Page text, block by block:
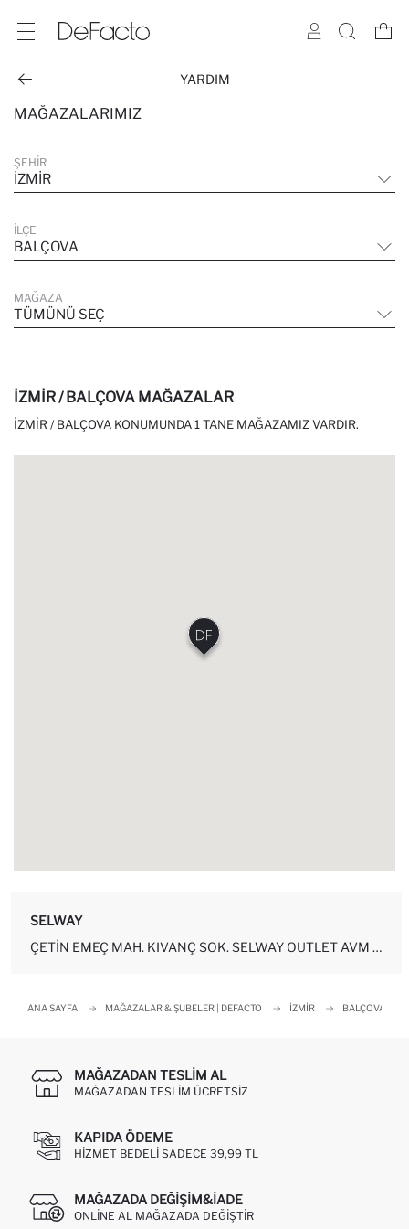
YARDIM
MAĞAZALARIMIZ
ŞEHIR
İZMIR
İLÇE
BALÇOVA
MAĞAZA
TÜMÜNÜ SEÇ
İZMIR / BALÇOVA MAĞAZALAR
İZMIR / BALÇOVA KONUMUNDA 1 TANE MAĞAZAMIZ VARDIR.
SELWAY
ÇETIN EMEÇ MAH. KIVANÇ SOK. SELWAY OUTLET AVM NO: 8O-105 BALÇOVA-İZMİR
ANA SAYFA MAĞAZALAR & ŞUBELER | DEFACTO İZMIR BALÇOVA
MAĞAZADAN TESLIM AL
MAĞAZADAN TESLIM ÜCRETSIZ
KAPIDA ÖDEME
HIZMET BEDELI SADECE 39,99 TL
MAĞAZADA DEĞIŞIM&İADE
ONLINE AL MAĞAZADA DEĞIŞTIR